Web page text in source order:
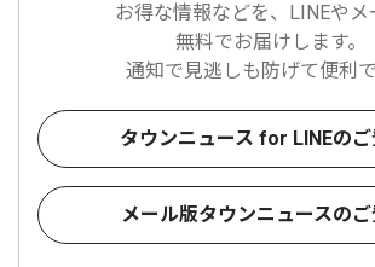
お得な情報などを、LINEやメ
無料でお届けします。
通知で見逃しも防げて便利で
タウンニュース for LINEの
メール版タウンニュースの